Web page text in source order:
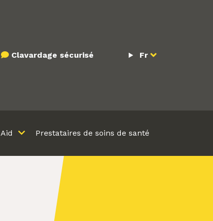
Clavardage sécurisé Fr
Aid Prestataires de soins de santé